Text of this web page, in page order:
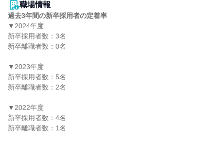
職場情報
過去3年間の新卒採用者の定着率
▼2024年度
新卒採用者数：3名
新卒離職者数：0名
▼2023年度
新卒採用者数：5名
新卒離職者数：2名
▼2022年度
新卒採用者数：4名
新卒離職者数：1名